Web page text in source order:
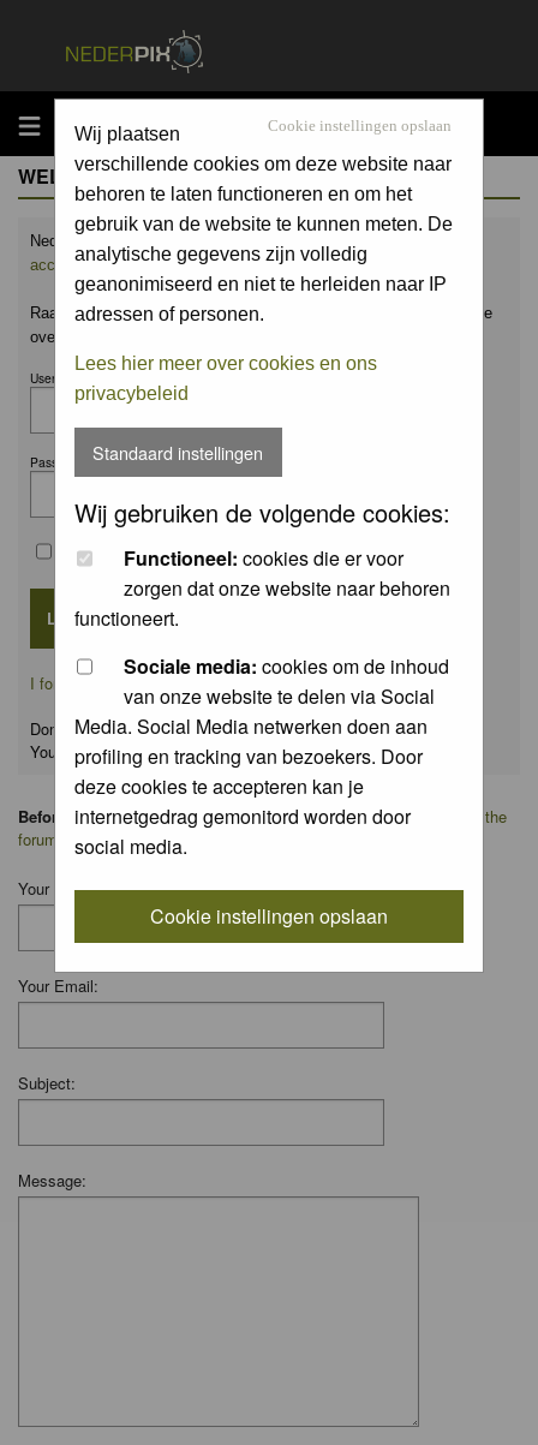
MENU Cookie instellingen opslaan
Wij plaatsen
verschillende cookies om deze website naar
behoren te laten functioneren en om het
gebruik van de website te kunnen meten. De
analytische gegevens zijn volledig
geanonimiseerd en niet te herleiden naar IP
adressen of personen.
Lees hier meer over cookies en ons
privacybeleid
Standaard instellingen
Wij gebruiken de volgende cookies:
Functioneel: cookies die er voor
zorgen dat onze website naar behoren
functioneert.
Sociale media: cookies om de inhoud
van onze website te delen via Social
Media. Social Media netwerken doen aan
profiling en tracking van bezoekers. Door
deze cookies te accepteren kan je
internetgedrag gemonitord worden door
social media.
Cookie instellingen opslaan
WELCOME GUEST
Nederpix.nl is hét platform voor de natuurfotograaf.
account aanen upload ook jouw mooiste foto's.
Raak geïnspireerd door het werk van anderen en leer en praat mee
over alles wat bij natuurfotografie komt kijken!
Username:
Password:
Remember me
I forgot my password
Don't have an account yet?
You canregisterfor FREE
Before you ask your question:pleaseread the FAQor search on the
forum
first.
Your Name:
Your Email:
Subject:
Message: